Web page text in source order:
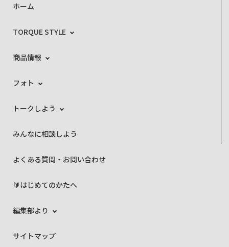
ホーム
TORQUE STYLE
商品情報
フォト
トークしよう
みんなに相談しよう
よくある質問・お問い合わせ
🔰はじめてのかたへ
編集部より
サイトマップ